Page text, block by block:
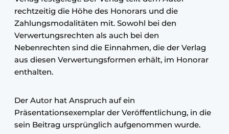
rechtzeitig die Höhe des Honorars und die
Zahlungsmodalitäten mit. Sowohl bei den
Verwertungsrechten als auch bei den
Nebenrechten sind die Einnahmen, die der Verlag
aus diesen Verwertungsformen erhält, im Honorar
enthalten.
Der Autor hat Anspruch auf ein
Präsentationsexemplar der Veröffentlichung, in die
sein Beitrag ursprünglich aufgenommen wurde.